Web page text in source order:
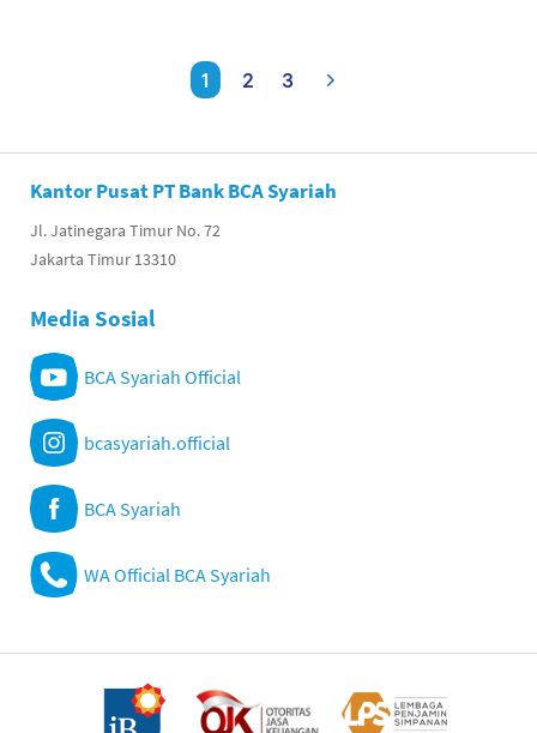
1 2 3
Kantor Pusat PT Bank BCA Syariah
Jl. Jatinegara Timur No. 72
Jakarta Timur 13310
Media Sosial
BCA Syariah Official
bcasyariah.official
BCA Syariah
WA Official BCA Syariah